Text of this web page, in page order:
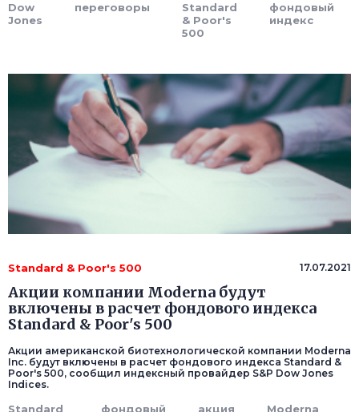
Dow
Jones
переговоры
Standard
& Poor's
500
фондовый
индекс
Standard & Poor's 500 17.07.2021
Акции компании Moderna будут
включены в расчет фондового индекса
Standard & Poor's 500
Акции американской биотехнологической компании Moderna
Inc. будут включены в расчет фондового индекса Standard &
Poor's 500, сообщил индексный провайдер S&P Dow Jones
Indices.
Standard
фондовый
акция Moderna